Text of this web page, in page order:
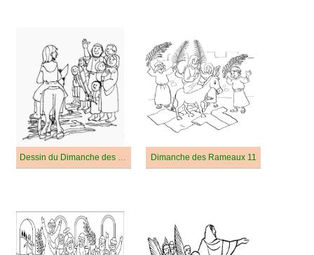
Dessin du Dimanche des Rameaux Dimanche des Rameaux 11